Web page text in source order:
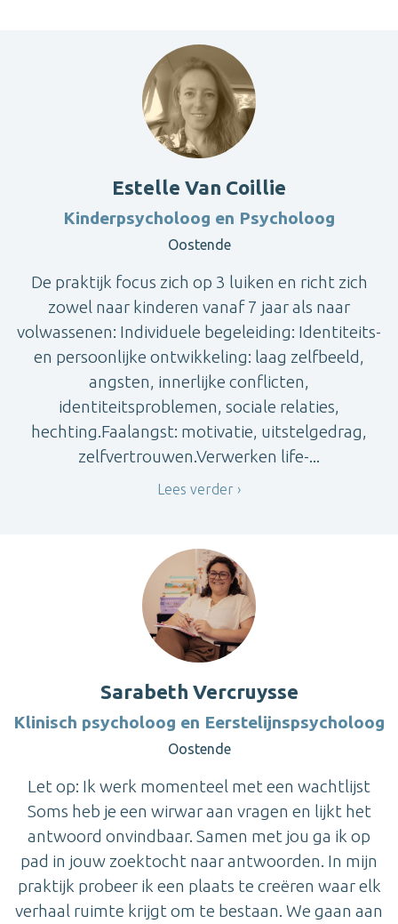
Estelle Van Coillie
Kinderpsycholoog en Psycholoog
Oostende
De praktijk focus zich op 3 luiken en richt zich
zowel naar kinderen vanaf 7 jaar als naar
volwassenen: Individuele begeleiding: Identiteits-
en persoonlijke ontwikkeling: laag zelfbeeld,
angsten, innerlijke conflicten,
identiteitsproblemen, sociale relaties,
hechting.Faalangst: motivatie, uitstelgedrag,
zelfvertrouwen.Verwerken life-...
Lees verder
Sarabeth Vercruysse
Klinisch psycholoog en Eerstelijnspsycholoog
Oostende
Let op: Ik werk momenteel met een wachtlijst
Soms heb je een wirwar aan vragen en lijkt het
antwoord onvindbaar. Samen met jou ga ik op
pad in jouw zoektocht naar antwoorden. In mijn
praktijk probeer ik een plaats te creëren waar elk
verhaal ruimte krijgt om te bestaan. We gaan aan